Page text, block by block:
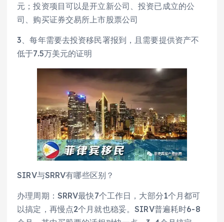
元；投资项目可以是开立新公司、投资已成立的公
司、购买证券交易所上市股票公司
3、每年需要去投资移民署报到，且需要提供资产不
低于7.5万美元的证明
SIRV与SRRV有哪些区别？
办理周期：SRRV最快7个工作日，大部分1个月都可
以搞定，再慢点2个月就也稳妥。SIRV普遍耗时6-8